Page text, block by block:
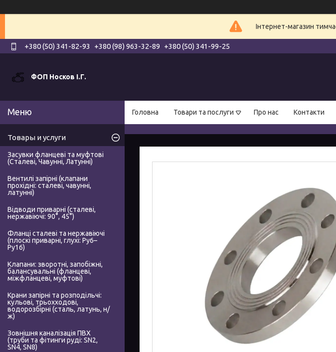
Інтернет-магазин
+380 (50) 341-82-93 +380 (98) 963-32-89 +380 (50) 341-99-25
ФОП Носков І.Г.
Головна Товари та послуги Про нас Контакти
Товары и услуги
Засувки фланцеві та муфтові
(Сталеві, Чавунні, Латунні)
Вентилі запірні (клапани
прохідні: сталеві, чавунні,
латунні)
Відводи приварні (сталеві,
нержавіючі: 90°, 45°)
Фланці сталеві та нержавіючі
(плоскі приварні, глухі: Ру6–
Ру16)
Клапани: зворотні, запобіжні,
балансувальні (фланцеві,
міжфланцеві, муфтові)
Крани запірні та розподільчі:
кульові, трьохходові,
водорозбірні (сталь, латунь, н/
ж)
Зовнішня каналізація ПВХ
(труби та фітинги руді: SN2,
SN4, SN8)